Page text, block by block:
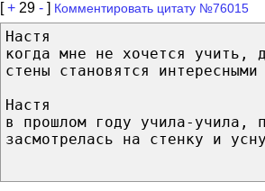
[+ 29 - ] Комментировать цитату №76015
Настя
когда мне не хочется учить,
стены становятся
Настя
в прошлом году учила-учила,
засмотрелась на стенку и